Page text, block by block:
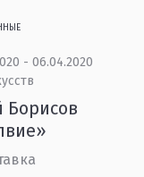
- 06.04.2020
Борисов